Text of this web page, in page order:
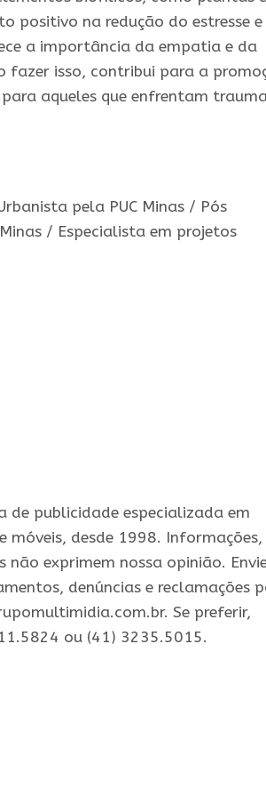
positivo na redução do estresse e
a importância da empatia e da
fazer isso, contribui para a
aqueles que enfrentam
pela PUC Minas / Pós
/ Especialista em projetos
de publicidade especializada em
desde 1998. Informações,
não exprimem nossa opinião.
denúncias e reclamações
Se preferir,
ou (41) 3235.5015.